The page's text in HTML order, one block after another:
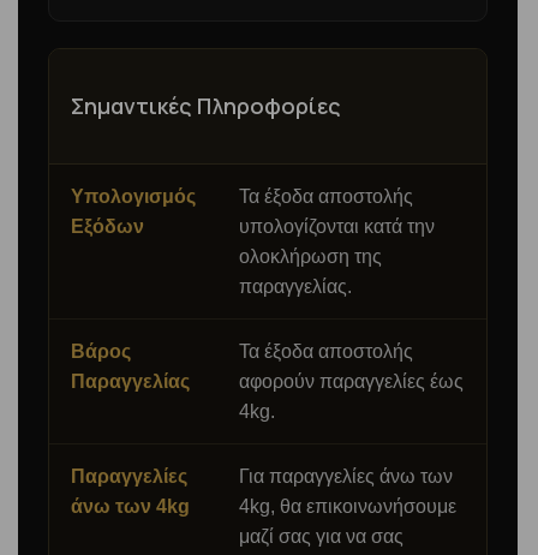
Σημαντικές Πληροφορίες
Υπολογισμός
Εξόδων
Τα έξοδα αποστολής
υπολογίζονται κατά την
ολοκλήρωση της
παραγγελίας.
Βάρος
Παραγγελίας
Τα έξοδα αποστολής
αφορούν παραγγελίες έως
4kg.
Παραγγελίες
άνω των 4kg
Για παραγγελίες άνω των
4kg, θα επικοινωνήσουμε
μαζί σας για να σας